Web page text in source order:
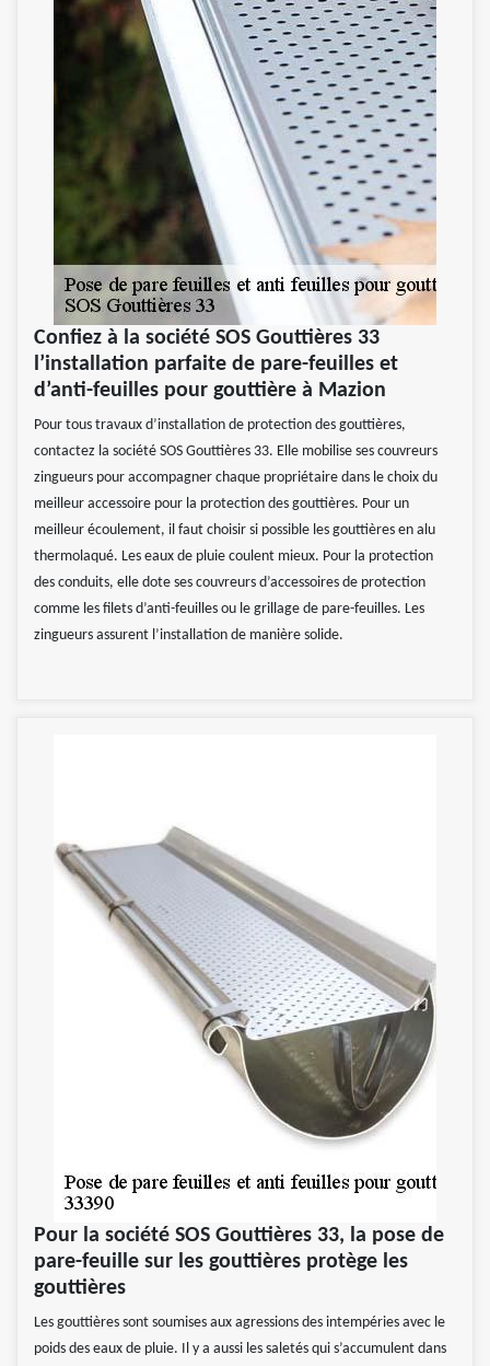
Confiez à la société SOS Gouttières 33
l’installation parfaite de pare-feuilles et
d’anti-feuilles pour gouttière à Mazion
Pour tous travaux d’installation de protection des gouttières,
contactez la société SOS Gouttières 33. Elle mobilise ses couvreurs
zingueurs pour accompagner chaque propriétaire dans le choix du
meilleur accessoire pour la protection des gouttières. Pour un
meilleur écoulement, il faut choisir si possible les gouttières en alu
thermolaqué. Les eaux de pluie coulent mieux. Pour la protection
des conduits, elle dote ses couvreurs d’accessoires de protection
comme les filets d’anti-feuilles ou le grillage de pare-feuilles. Les
zingueurs assurent l’installation de manière solide.
Pour la société SOS Gouttières 33, la pose de
pare-feuille sur les gouttières protège les
gouttières
Les gouttières sont soumises aux agressions des intempéries avec le
poids des eaux de pluie. Il y a aussi les saletés qui s’accumulent dans